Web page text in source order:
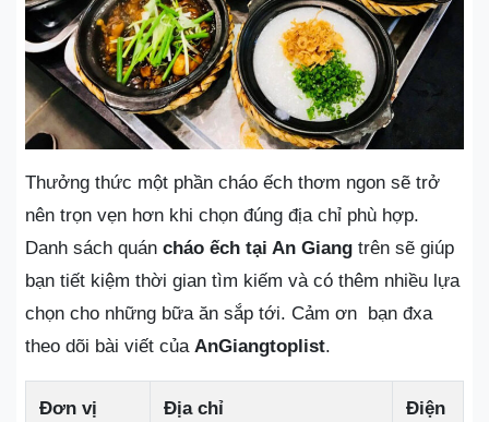
Thưởng thức một phần cháo ếch thơm ngon sẽ trở
nên trọn vẹn hơn khi chọn đúng địa chỉ phù hợp.
Danh sách quán cháo ếch tại An Giang trên sẽ giúp
bạn tiết kiệm thời gian tìm kiếm và có thêm nhiều lựa
chọn cho những bữa ăn sắp tới. Cảm ơn bạn đxa
theo dõi bài viết của AnGiangtoplist.
Đơn vị Địa chỉ
Điện